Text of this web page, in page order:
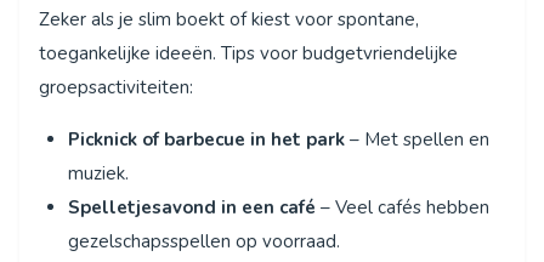
Zeker als je slim boekt of kiest voor spontane,
toegankelijke ideeën. Tips voor budgetvriendelijke
groepsactiviteiten:
Picknick of barbecue in het park – Met spellen en
muziek.
Spelletjesavond in een café – Veel cafés hebben
gezelschapsspellen op voorraad.